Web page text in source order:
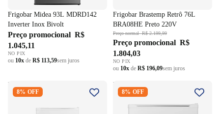
Frigobar Midea 93L MDRD142
Inverter Inox Bivolt
Preço promocional R$
1.045,11
NO PIX
ou 10x de R$ 113,59sem juros
Frigobar Brastemp Retrô 76L
BRA08HE Preto 220V
Preço normalR$ 2.199,99
Preço promocional R$
1.804,03
NO PIX
ou 10x de R$ 196,09sem juros
Frigobar Electrolux 122L
Efficient EM120 com Controle
8% OFF
Frigobar Electrolux 47L
Efficient EM50 com Controle
de Temperatura -2ºC a 10ºC
8% OFF